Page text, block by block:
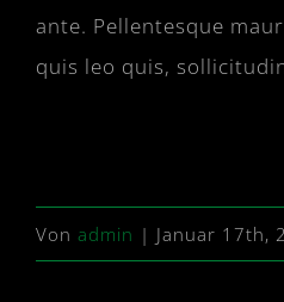
ante. Pellentesque
quis leo quis,
Von admin | Januar 17th,